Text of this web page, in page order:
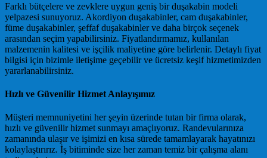
Farklı bütçelere ve zevklere uygun geniş bir duşakabin modeli
yelpazesi sunuyoruz. Akordiyon duşakabinler, cam duşakabinler,
füme duşakabinler, şeffaf duşakabinler ve daha birçok seçenek
arasından seçim yapabilirsiniz. Fiyatlandırmamız, kullanılan
malzemenin kalitesi ve işçilik maliyetine göre belirlenir. Detaylı fiyat
bilgisi için bizimle iletişime geçebilir ve ücretsiz keşif hizmetimizden
yararlanabilirsiniz.
Hızlı ve Güvenilir Hizmet Anlayışımız
Müşteri memnuniyetini her şeyin üzerinde tutan bir firma olarak,
hızlı ve güvenilir hizmet sunmayı amaçlıyoruz. Randevularınıza
zamanında ulaşır ve işimizi en kısa sürede tamamlayarak hayatınızı
kolaylaştırırız. İş bitiminde size her zaman temiz bir çalışma alanı